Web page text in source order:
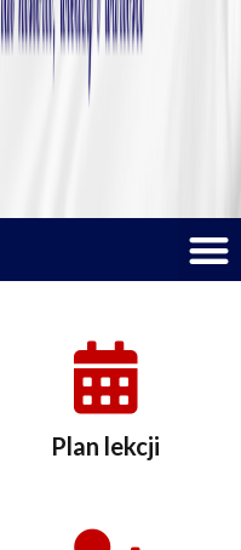
Plan lekcji